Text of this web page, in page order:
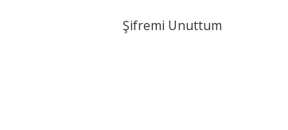
Şifremi Unuttum